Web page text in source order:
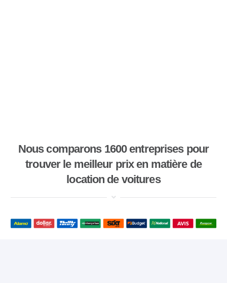
Nous comparons 1600 entreprises pour
trouver le meilleur prix en matière de
location de voitures